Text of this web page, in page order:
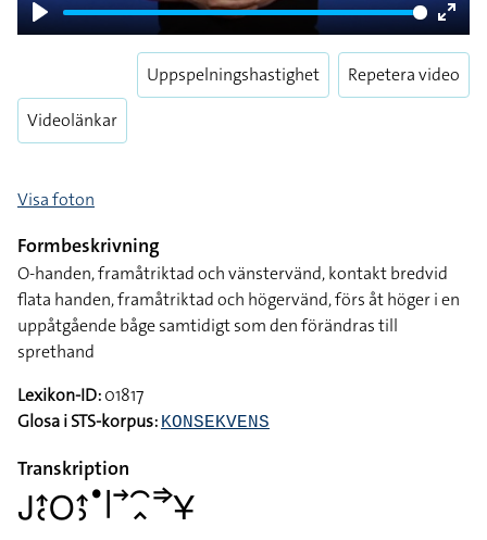
Play
Enter
Videolänkar
Uppspelningshastighet Repetera video
Visa foton
Formbeskrivning
O-handen, framåtriktad och vänstervänd, kontakt bredvid
flata handen, framåtriktad och högervänd, förs åt höger i en
uppåtgående båge samtidigt som den förändras till
sprethand
Lexikon-ID:01817
Glosa i STS-korpus: KONSEKVENS
Transkription
􌤢􌤴􌥗􌥆􌤴􌤶􌤟􌥼􌥣􌥯􌥿􌦆􌥃